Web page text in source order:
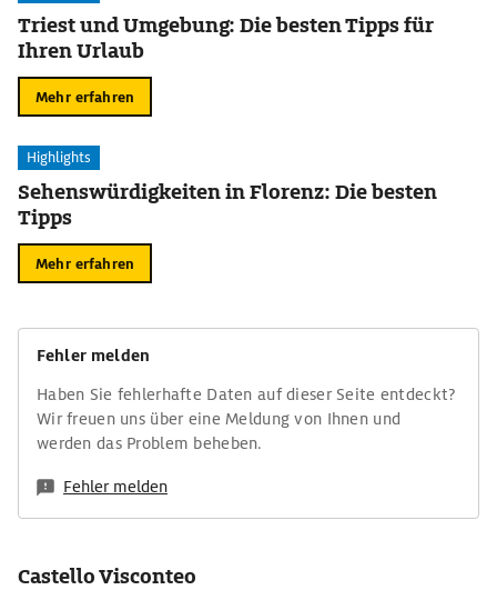
Triest und Umgebung: Die besten Tipps für
Ihren Urlaub
Mehr erfahren
Highlights
Sehenswürdigkeiten in Florenz: Die besten
Tipps
Mehr erfahren
Fehler melden
Haben Sie fehlerhafte Daten auf dieser Seite entdeckt?
Wir freuen uns über eine Meldung von Ihnen und
werden das Problem beheben.
Fehler melden
Castello Visconteo